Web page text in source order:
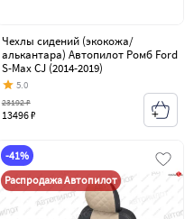
Чехлы сидений (экокожа/
алькантара) Автопилот Ромб Ford
S-Max CJ (2014-2019)
5.0
13496 ₽
23192 ₽
-41%
Распродажа Автопилот